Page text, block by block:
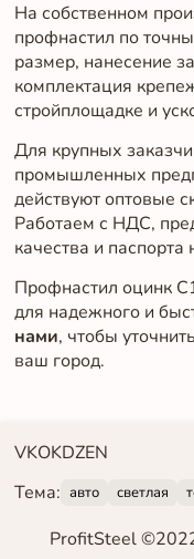
На собственном
профнастил по
размер, нанесение
комплектация
стройплощадке и
Для крупных
промышленных
действуют оптовые
Работаем с НДС,
качества и
Профнастил оцинк
для надежного и
нами, чтобы
ваш город.
VKOKDZEN
Тема: авто светлая
ProfitSteel